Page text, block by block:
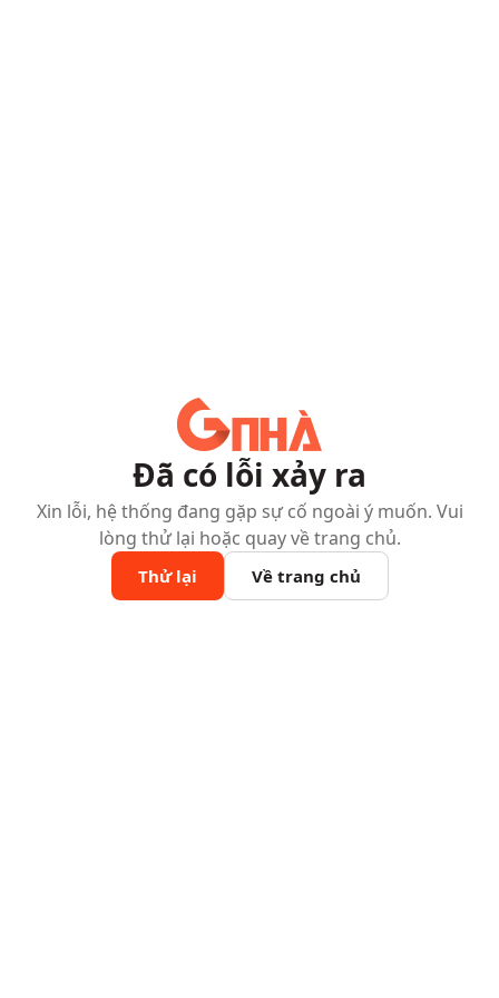
Đã có lỗi xảy ra
Xin lỗi, hệ thống đang gặp sự cố ngoài ý muốn. Vui
lòng thử lại hoặc quay về trang chủ.
Thử lại Về trang chủ